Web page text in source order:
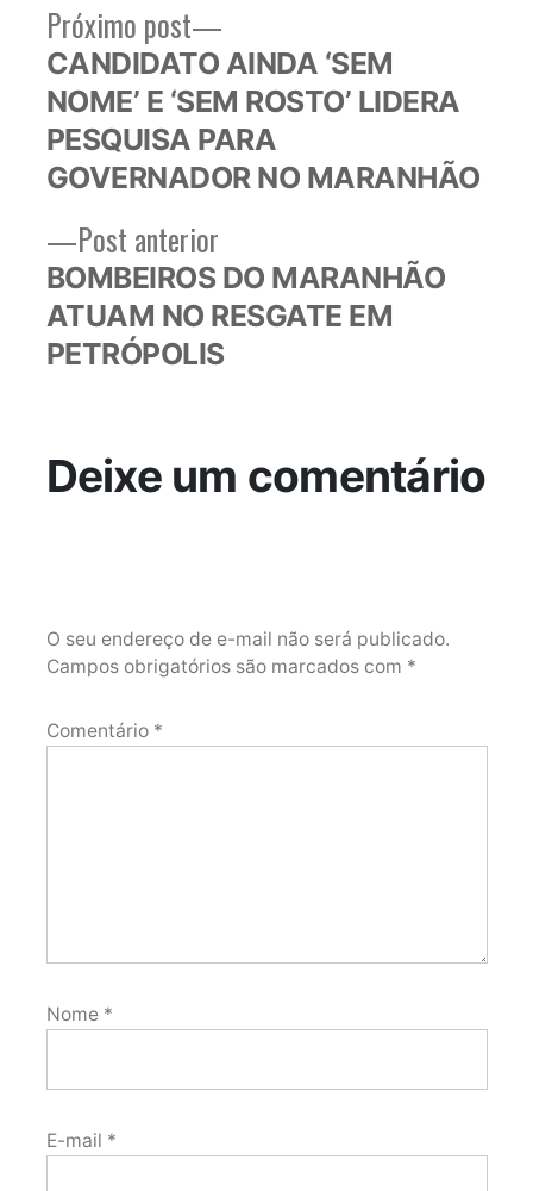
Navegação
de
Post
Post anteriorPost
anterior:
BOMBEIROS DO MARANHÃO
ATUAM NO RESGATE EM
PETRÓPOLIS
Próximo post
Próximo
post:
CANDIDATO AINDA ‘SEM
NOME’ E ‘SEM ROSTO’ LIDERA
PESQUISA PARA
GOVERNADOR NO MARANHÃO
Deixe um comentário
O seu endereço de e-mail não será publicado.
Campos obrigatórios são marcados com *
Comentário *
Nome *
E-mail *